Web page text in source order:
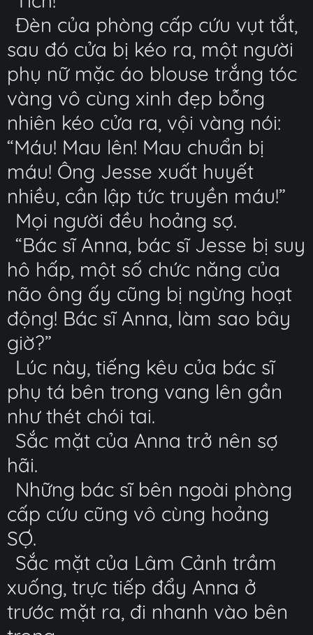
Đèn của phòng cấp cứu vụt tắt,
sau đó cửa bị kéo ra, một người
phụ nữ mặc áo blouse trắng tóc
vàng vô cùng xinh đẹp bỗng
nhiên kéo cửa ra, vội vàng nói:
“Máu! Mau lên! Mau chuẩn bị
máu! Ông Jesse xuất huyết
nhiều, cần lập tức truyền máu!”
Mọi người đều hoảng sợ.
“Bác sĩ Anna, bác sĩ Jesse bị suy
hô hấp, một số chức năng của
não ông ấy cũng bị ngừng hoạt
động! Bác sĩ Anna, làm sao bây
giờ?”
Lúc này, tiếng kêu của bác sĩ
phụ tá bên trong vang lên gần
như thét chói tai.
Sắc mặt của Anna trở nên sợ
hãi.
Những bác sĩ bên ngoài phòng
cấp cứu cũng vô cùng hoảng
SỢ.
Sắc mặt của Lâm Cảnh trầm
xuống, trực tiếp đẩy Anna ở
trước mặt ra, đi nhanh vào bên